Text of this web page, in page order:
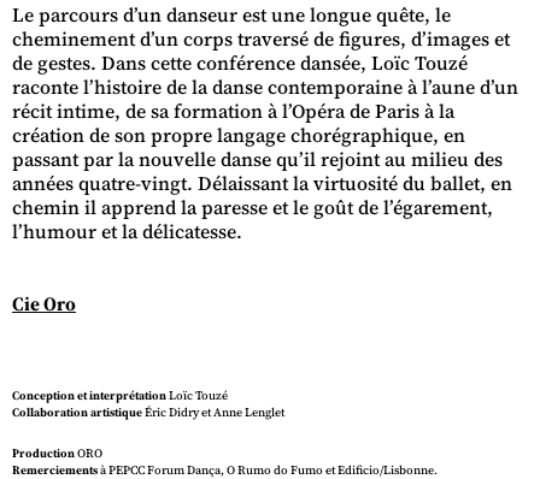
Le parcours d’un danseur est une longue quête, le
cheminement d’un corps traversé de figures, d’images et
de gestes. Dans cette conférence dansée, Loïc Touzé
raconte l’histoire de la danse contemporaine à l’aune d’un
récit intime, de sa formation à l’Opéra de Paris à la
création de son propre langage chorégraphique, en
passant par la nouvelle danse qu’il rejoint au milieu des
années quatre-vingt. Délaissant la virtuosité du ballet, en
chemin il apprend la paresse et le goût de l’égarement,
l’humour et la délicatesse.
Cie Oro
Conception et interprétationLoïc Touzé
Collaboration artistiqueÉric Didry et Anne Lenglet
ProductionORO
Remerciementsà PEPCC Forum Dança, O Rumo do Fumo et Edificio/Lisbonne.